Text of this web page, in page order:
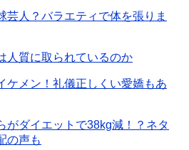
芸人？バラエティで体を張りま
人質に取られているのか
ケメン！礼儀正しくい愛嬌もあ
がダイエットで38kg減！？ネタ
の声も